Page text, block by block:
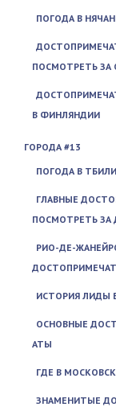
ПОГОДА В
ПОСМОТРЕТЬ ЗА
В ФИНЛЯНДИИ
ГОРОДА #13
ПОГОДА В
ГЛАВНЫЕ
ПОСМОТРЕТЬ ЗА
РИО-ДЕ-
ИСТОРИЯ ЛИДЫ
ОСНОВНЫЕ
АТЫ
ГДЕ В
ЗНАМЕНИТЫЕ